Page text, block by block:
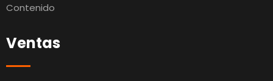
Contenido
Ventas